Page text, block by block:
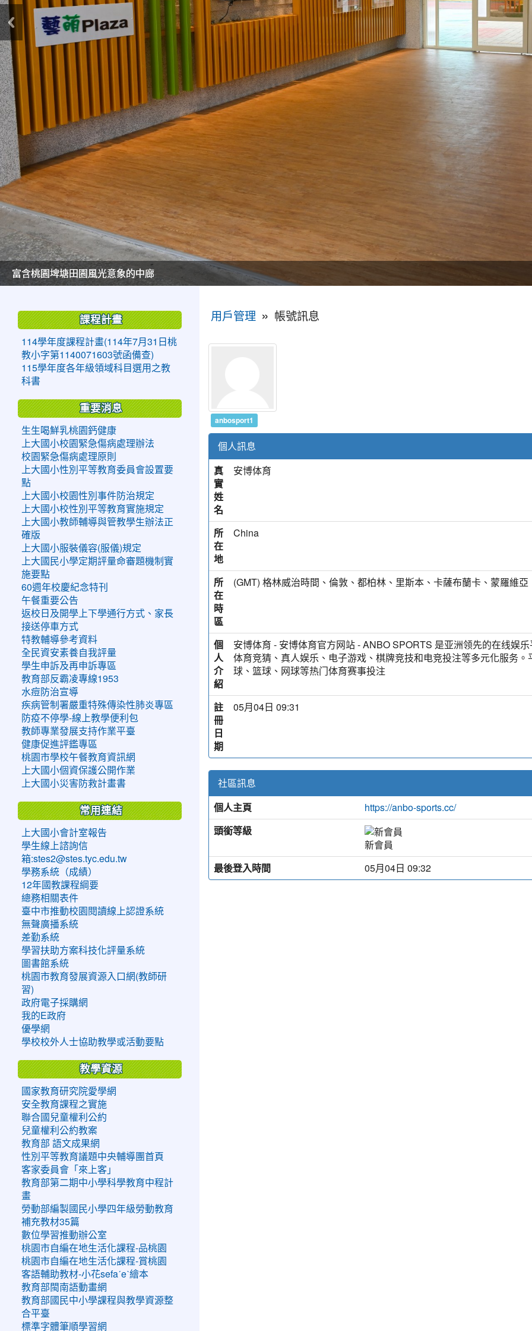
美麗的操場是我們活力的來源
美麗的操場是我們活力的來源
煥然一新的小司令台
煥然一新的小司令台
富含桃園埤塘田園風光意象的中廊
富含桃園埤塘田園風光意象的中廊
嶄新的中庭廣場
嶄新的中庭廣場
水生池生生不息
水生池生生不息
用戶管理 » 帳號訊息
anbosport1
個人訊息
真
實
姓
名
安博体育
所
在
地
China
所
在
時
區
(GMT) 格林威治時間、倫敦、都柏林、里斯本、卡薩布蘭卡、蒙羅維亞
個
人
介
紹
安博体育 - 安博体育官方网站 - ANBO SPORTS 是亚洲领先的在线娱
体育竞猜、真人娱乐、电子游戏、棋牌竞技和电竞投注等多元化服务。
球、篮球、网球等热门体育赛事投注
註
冊
日
期
05月04日 09:31
社區訊息
個人主頁
https://anbo-sports.cc/
頭銜等級
新會員
最後登入時間
05月04日 09:32
課程計畫
114學年度課程計畫(114年7月31日桃
教小字第1140071603號函備查)
115學年度各年級領域科目選用之教
科書
重要消息
生生喝鮮乳桃園鈣健康
上大國小校園緊急傷病處理辦法
校園緊急傷病處理原則
上大國小性別平等教育委員會設置要
點
上大國小校園性別事件防治規定
上大國小校性別平等教育實施規定
上大國小教師輔導與管教學生辦法正
確版
上大國小服裝儀容(服儀)規定
上大國民小學定期評量命審題機制實
施要點
60週年校慶紀念特刊
午餐重要公告
返校日及開學上下學通行方式、家長
接送停車方式
特教輔導參考資料
全民資安素養自我評量
學生申訴及再申訴專區
教育部反霸凌專線1953
水痘防治宣導
疾病管制署嚴重特殊傳染性肺炎專區
防疫不停學-線上教學便利包
教師專業發展支持作業平臺
健康促進評鑑專區
桃園市學校午餐教育資訊網
上大國小個資保護公開作業
上大國小災害防救計畫書
常用連結
上大國小會計室報告
學生線上諮詢信
箱:stes2@stes.tyc.edu.tw
學務系統（成績）
12年國教課程綱要
總務相關表件
臺中市推動校園閱讀線上認證系統
無聲廣播系統
差勤系統
學習扶助方案科技化評量系統
圖書館系統
桃園市教育發展資源入口網(教師研
習)
政府電子採購網
我的E政府
優學網
學校校外人士協助教學或活動要點
教學資源
國家教育研究院愛學網
安全教育課程之實施
聯合國兒童權利公約
兒童權利公約教案
教育部 語文成果網
性別平等教育議題中央輔導團首頁
客家委員會「來上客」
教育部第二期中小學科學教育中程計
畫
勞動部編製國民小學四年級勞動教育
補充教材35篇
數位學習推動辦公室
桃園市自編在地生活化課程-品桃園
桃園市自編在地生活化課程-賞桃園
客語輔助教材-小花sefaˊeˋ繪本
教育部閩南語動畫網
教育部國民中小學課程與教學資源整
合平臺
標準字體筆順學習網